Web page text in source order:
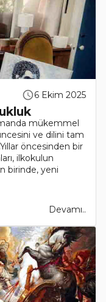
6 Ekim 2025
mükemmel
ve dilini tam
öncesinden bir
ilkokulun
birinde, yeni
Devamı..